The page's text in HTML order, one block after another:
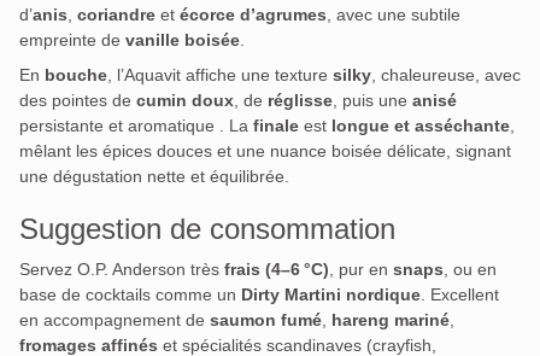
d’anis coriandre et écorce d’agrumes , avec une subtile
empreinte de vanille boisée
En bouche , l’Aquavit affiche une texture silky , chaleureuse, avec
des pointes de cumin doux , de réglisse , puis une anisé
persistante et aromatique
La finale est longue et asséchante
mêlant les épices douces et une nuance boisée délicate, signant
une dégustation nette et équilibrée.
Suggestion de consommation
Servez O.P. Anderson très frais (4–6 °C) , pur en snaps , ou en
base de cocktails comme un Dirty Martini nordique . Excellent
en accompagnement de saumon fumé hareng mariné
fromages affinés et spécialités scandinaves (crayfish,